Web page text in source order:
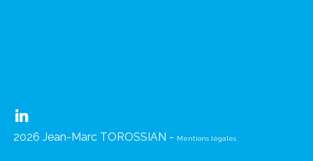
2026 Jean-Marc TOROSSIAN - Mentions légales